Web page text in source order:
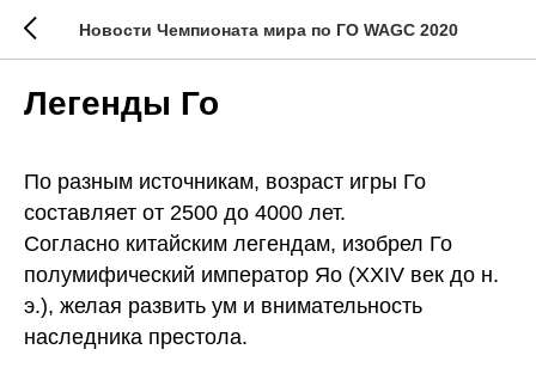
Новости Чемпионата мира по ГО WAGC 2020
Легенды Го
По разным источникам, возраст игры Го
составляет от 2500 до 4000 лет.
Согласно китайским легендам, изобрел Го
полумифический император Яо (XXIV век до н.
э.), желая развить ум и внимательность
наследника престола.